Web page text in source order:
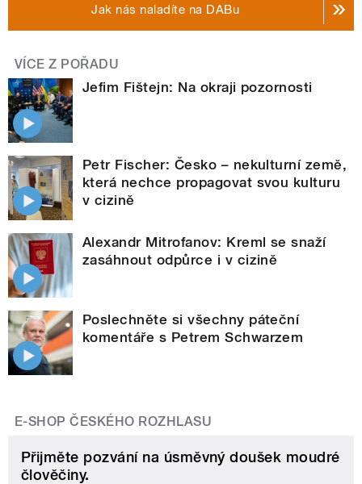
Jak nás naladíte na DABu
VÍCE Z POŘADU
Jefim Fištejn: Na okraji pozornosti
Petr Fischer: Česko – nekulturní země,
která nechce propagovat svou kulturu
v cizině
Alexandr Mitrofanov: Kreml se snaží
zasáhnout odpůrce i v cizině
Poslechněte si všechny páteční
komentáře s Petrem Schwarzem
E-SHOP ČESKÉHO ROZHLASU
Přijměte pozvání na úsměvný doušek moudré
člověčiny.